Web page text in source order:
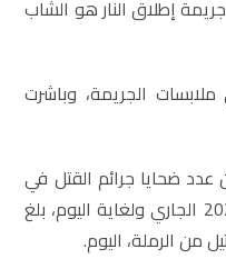
إطلاق النار هو الشاب
الجريمة، وباشرت
ضحايا جرائم القتل في
البلدات العربية، منذ مطلع العام 2022 الجاري ولغاية اليوم، بلغ
من الرملة، اليوم.